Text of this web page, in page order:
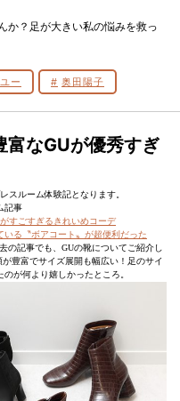
か？足が大きい私の悩みを救っ
ー 奥田陽子
富なGUが優秀すぎ
スルーム体験記となります。
記事
すごすぎるきれいめコーデ
る〝ボアコート〟が超便利だった
の記事でも、GUの靴についてご紹介し
豊富でサイズ展開も幅広い！足のサイ
が何より嬉しかったところ。